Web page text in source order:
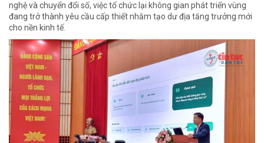
nghệ và chuyển đổi số, việc tổ chức lại không gian phát triển vùng
đang trở thành yêu cầu cấp thiết nhằm tạo dư địa tăng trưởng mới
cho nền kinh tế.